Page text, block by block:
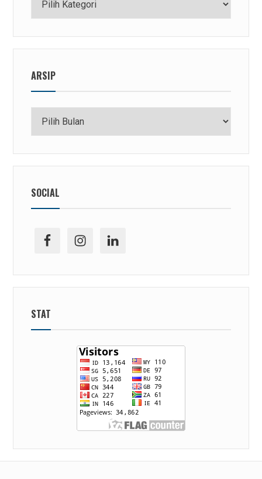
ARSIP
SOCIAL
facebook
ig linkedin
STAT